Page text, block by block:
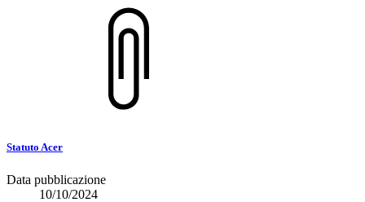
Statuto Acer
Data pubblicazione
10/10/2024